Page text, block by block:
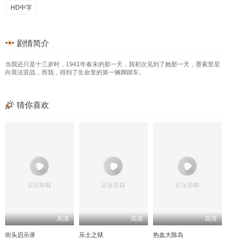
HD中字
剧情简介
当我还只是十三岁时，1941年春末的那一天，我初次见到了她那一天，墨索里尼
向英法宣战，而我，得到了生命里的第一辆脚踏车。
猜你喜欢
高清
街头启示录
高清
乐土之狱
高清
热血大陈岛